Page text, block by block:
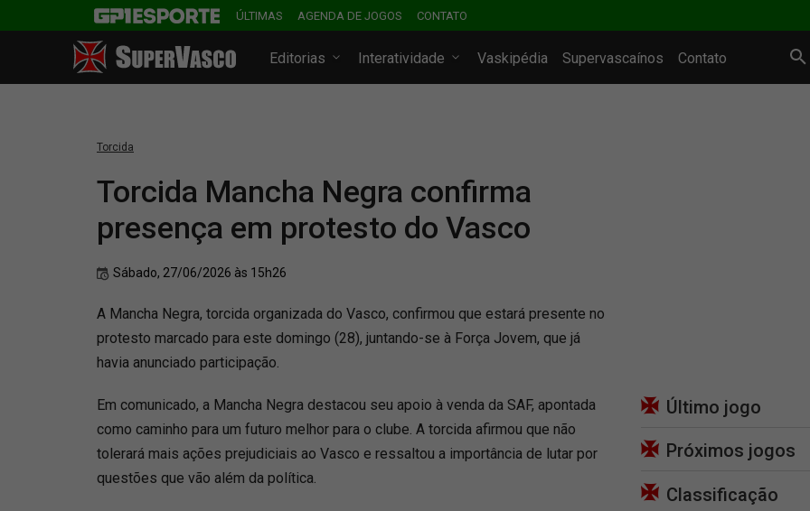
ÚLTIMAS AGENDA DE JOGOS CONTATO
Editorias Interatividade Vaskipédia Supervascaínos Contato
Torcida
Torcida Mancha Negra confirma
presença em protesto do Vasco
Sábado, 27/06/2026 às 15h26
A Mancha Negra, torcida organizada do Vasco, confirmou que estará presente no
protesto marcado para este domingo (28), juntando-se à Força Jovem, que já
havia anunciado participação.
Em comunicado, a Mancha Negra destacou seu apoio à venda da SAF, apontada
como caminho para um futuro melhor para o clube. A torcida afirmou que não
tolerará mais ações prejudiciais ao Vasco e ressaltou a importância de lutar por
questões que vão além da política.
Último jogo
Próximos jogos
Classificação